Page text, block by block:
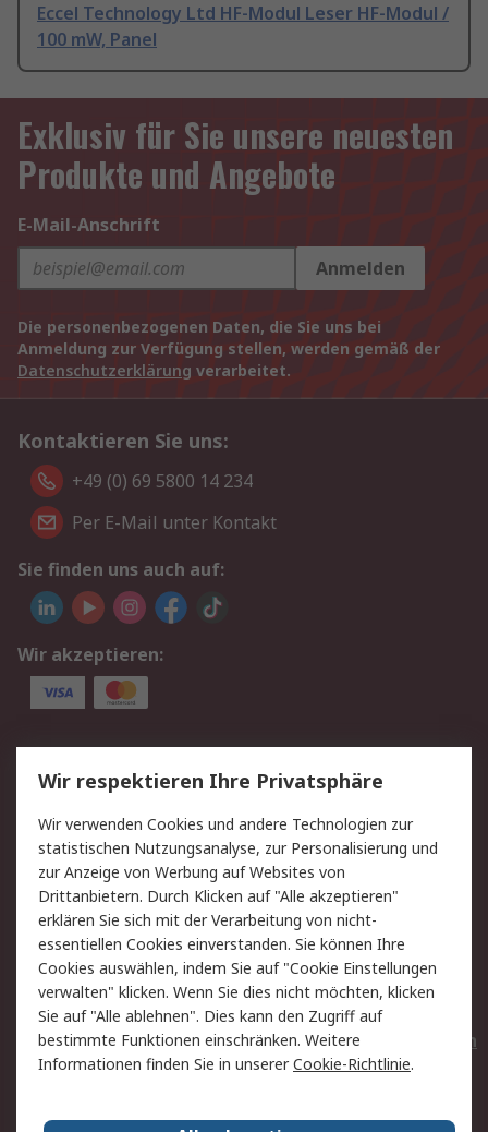
Eccel Technology Ltd HF-Modul Leser HF-Modul /
100 mW, Panel
Exklusiv für Sie unsere neuesten
Produkte und Angebote
E-Mail-Anschrift
Anmelden
Die personenbezogenen Daten, die Sie uns bei
Anmeldung zur Verfügung stellen, werden gemäß der
Datenschutzerklärung verarbeitet.
Kontaktieren Sie uns:
+49 (0) 69 5800 14 234
Per E-Mail unter Kontakt
Sie finden uns auch auf:
Wir akzeptieren:
Service
Value Added Services
Lieferlösungen
Rücksendungen
Kontakt
Hilfe
Privatkunden
Rechtliches
AGB
Datenschutz
Cookie-Richtlinie
Zahlungsbedingungen
Copyright/Impressum
Entsorgung
Elektrogeräte/Batterien
Wir respektieren Ihre Privatsphäre
Wir verwenden Cookies und andere Technologien zur
statistischen Nutzungsanalyse, zur Personalisierung und
zur Anzeige von Werbung auf Websites von
Drittanbietern. Durch Klicken auf "Alle akzeptieren"
erklären Sie sich mit der Verarbeitung von nicht-
essentiellen Cookies einverstanden. Sie können Ihre
Cookies auswählen, indem Sie auf "Cookie Einstellungen
verwalten" klicken. Wenn Sie dies nicht möchten, klicken
Sie auf "Alle ablehnen". Dies kann den Zugriff auf
bestimmte Funktionen einschränken. Weitere
Informationen finden Sie in unsererCookie-Richtlinie.